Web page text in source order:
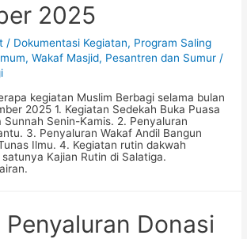
2025
/ Dokumentasi Kegiatan, Program Saling
,Wakaf Masjid, Pesantren dan Sumur /
kegiatan Muslim Berbagi selama bulan
2025 1. Kegiatan Sedekah Buka Puasa
Sunnah Senin-Kamis. 2. Penyaluran
3. Penyaluran Wakaf Andil Bangun
Ilmu. 4. Kegiatan rutin dakwah
Kajian Rutin di Salatiga.
Donasi